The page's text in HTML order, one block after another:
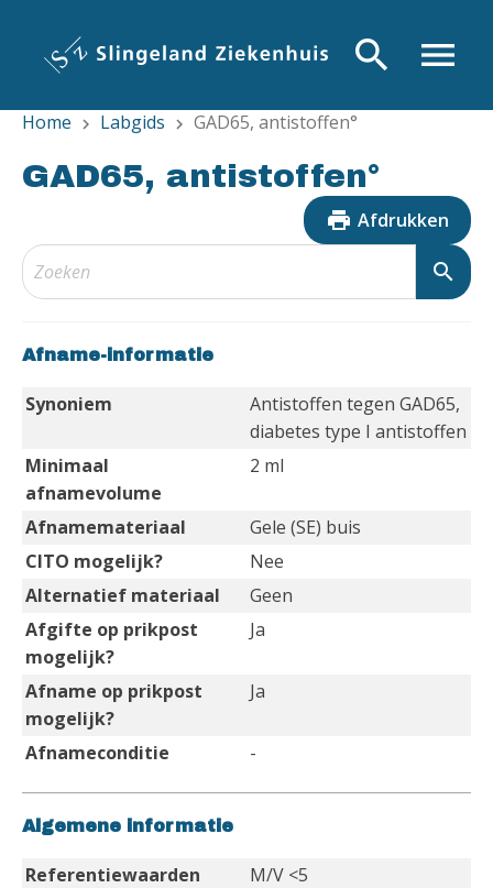
inhoud
menu
search
Home chevron_right Labgids chevron_right GAD65, antistoffen°
GAD65, antistoffen°
print Afdrukken
search
Afname-informatie
Synoniem
Antistoffen tegen GAD65,
diabetes type I antistoffen
Minimaal
afnamevolume
2 ml
Afnamemateriaal
Gele (SE) buis
CITO mogelijk?
Nee
Alternatief materiaal
Geen
Afgifte op prikpost
mogelijk?
Ja
Afname op prikpost
mogelijk?
Ja
Afnameconditie -
Algemene informatie
Referentiewaarden
M/V <5